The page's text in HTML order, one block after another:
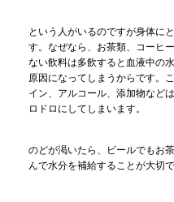
という人がいるのですが身体に
す。なぜなら、お茶類、コーヒ
ない飲料は多飲すると血液中の
原因になってしまうからです。
イン、アルコール、添加物など
ロドロにしてしまいます。
のどが渇いたら、ビールでもお
んで水分を補給することが大切で